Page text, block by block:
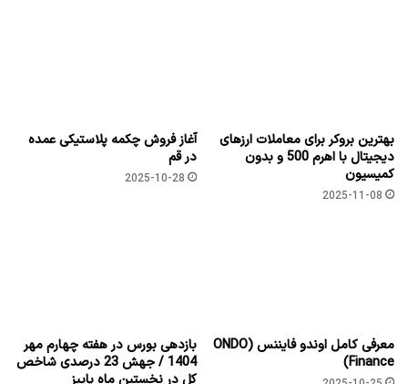
بهترین بروکر برای معاملات ارزهای
دیجیتال با اهرم 500 و بدون
کمیسیون
2025-11-08
آغاز فروش چکمه پلاستیکی عمده
در قم
2025-10-28
معرفی کامل اوندو فایننس (ONDO
Finance)
بازدهی بورس در هفته چهارم مهر
1404 / جهش 23 درصدی شاخص